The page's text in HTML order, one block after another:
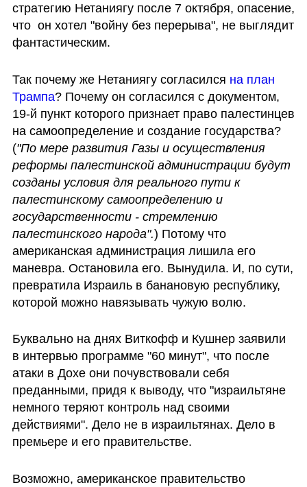
стратегию Нетаниягу после 7 октября, опасение,
что  он хотел "войну без перерыва", не выглядит
фантастическим.
Так почему же Нетаниягу согласился на план
Трампа? Почему он согласился с документом,
19-й пункт которого признает право палестинцев
на самоопределение и создание государства?
("По мере развития Газы и осуществления
реформы палестинской администрации будут
созданы условия для реального пути к
палестинскому самоопределению и
государственности - стремлению
палестинского народа".) Потому что
американская администрация лишила его
маневра. Остановила его. Вынудила. И, по сути,
превратила Израиль в банановую республику,
которой можно навязывать чужую волю.
Буквально на днях Виткофф и Кушнер заявили
в интервью программе "60 минут", что после
атаки в Дохе они почувствовали себя
преданными, придя к выводу, что "израильтяне
немного теряют контроль над своими
действиями". Дело не в израильтянах. Дело в
премьере и его правительстве.
Возможно, американское правительство